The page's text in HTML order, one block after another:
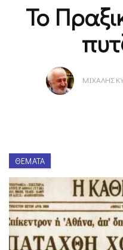
Το
ΜΙΧΆΛΗΣ
ΘΈΜΑΤΑ